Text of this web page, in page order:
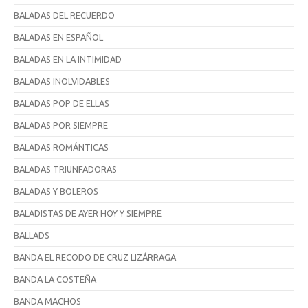
BALADAS DEL RECUERDO
BALADAS EN ESPAÑOL
BALADAS EN LA INTIMIDAD
BALADAS INOLVIDABLES
BALADAS POP DE ELLAS
BALADAS POR SIEMPRE
BALADAS ROMÁNTICAS
BALADAS TRIUNFADORAS
BALADAS Y BOLEROS
BALADISTAS DE AYER HOY Y SIEMPRE
BALLADS
BANDA EL RECODO DE CRUZ LIZÁRRAGA
BANDA LA COSTEÑA
BANDA MACHOS